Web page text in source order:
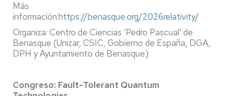
Más
información:https://benasque.org/2026relativity/
Organiza: Centro de Ciencias ‘Pedro Pascual’ de
Benasque (Unizar, CSIC, Gobierno de España, DGA,
DPH y Ayuntamiento de Benasque)
Congreso: Fault-Tolerant Quantum